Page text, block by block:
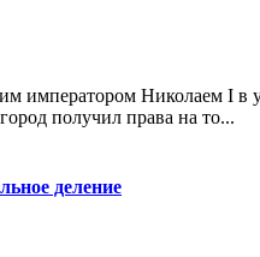
императором Николаем I
получил права на то...
деление